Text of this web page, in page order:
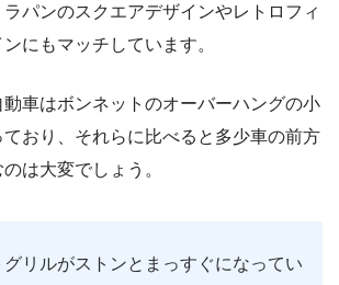
パンのスクエアデザインやレトロフィ
にもマッチしています。
動車はボンネットのオーバーハングの小
おり、それらに比べると多少車の前方
は大変でしょう。
グリルがストンとまっすぐになってい